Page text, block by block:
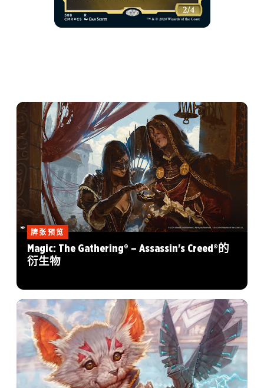
牌张预览
Magic: The Gathering® – Assassin's Creed®的
衍生物